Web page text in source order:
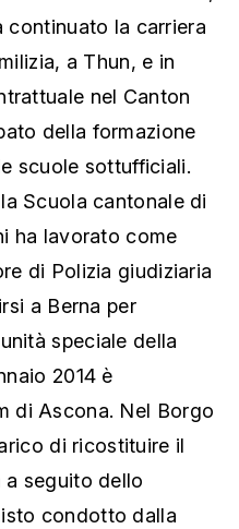
continuato la carriera
a Thun, e in
nel Canton
della formazione
scuole sottufficiali.
Scuola cantonale di
ha lavorato come
di Polizia giudiziaria
a Berna per
speciale della
2014 è
di Ascona. Nel Borgo
di ricostituire il
a seguito dello
condotto dalla